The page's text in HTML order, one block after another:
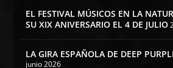
EL FESTIVAL MÚSICOS EN LA
SU XIX ANIVERSARIO EL 4 DE JULIO
LA GIRA ESPAÑOLA DE DEEP
junio 2026